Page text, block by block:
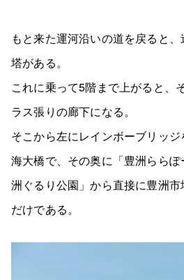
もと来た運河沿いの道を戻ると
塔がある。
これに乗って5階まで上がると、
ラス張りの廊下になる。
そこから左にレインボーブリッ
海大橋で、その奥に「豊洲らら
洲ぐるり公園」から直接に豊洲
だけである。